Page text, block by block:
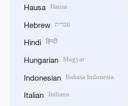
Hausa Hausa
Hebrew עברית
Hindi हिन्दी
Hungarian Magyar
Indonesian Bahasa Indonesia
Italian Italiano